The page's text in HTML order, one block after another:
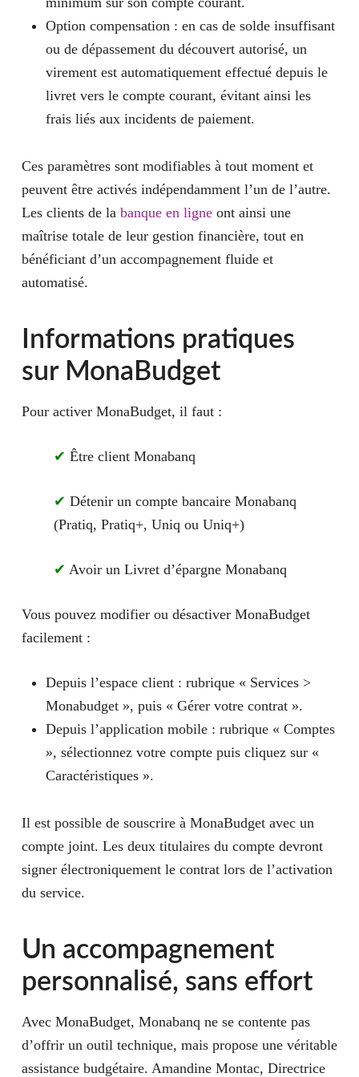
Option compensation : en cas de solde insuffisant
ou de dépassement du découvert autorisé, un
virement est automatiquement effectué depuis le
livret vers le compte courant, évitant ainsi les
frais liés aux incidents de paiement.
Ces paramètres sont modifiables à tout moment et
peuvent être activés indépendamment l’un de l’autre.
Les clients de la banque en ligneont ainsi une
maîtrise totale de leur gestion financière, tout en
bénéficiant d’un accompagnement fluide et
automatisé.
Informations pratiques
sur MonaBudget
Pour activer MonaBudget, il faut :
✔ Être client Monabanq
✔ Détenir un compte bancaire Monabanq
(Pratiq, Pratiq+, Uniq ou Uniq+)
✔ Avoir un Livret d’épargne Monabanq
Vous pouvez modifier ou désactiver MonaBudget
facilement :
Depuis l’espace client : rubrique « Services >
Monabudget », puis « Gérer votre contrat ».
Depuis l’application mobile : rubrique « Comptes
», sélectionnez votre compte puis cliquez sur «
Caractéristiques ».
Il est possible de souscrire à MonaBudget avec un
compte joint. Les deux titulaires du compte devront
signer électroniquement le contrat lors de l’activation
du service.
Un accompagnement
personnalisé, sans effort
Avec MonaBudget, Monabanq ne se contente pas
d’offrir un outil technique, mais propose une véritable
assistance budgétaire. Amandine Montac, Directrice